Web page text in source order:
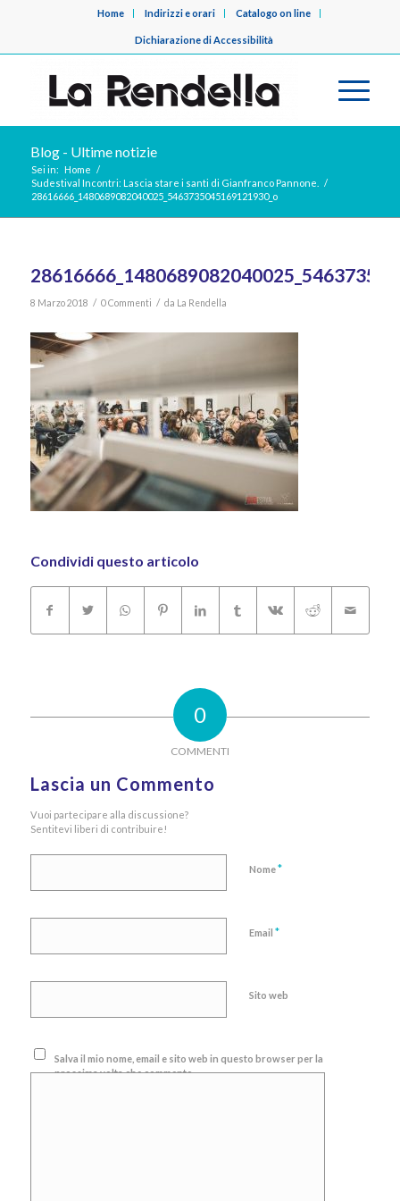
Home Indirizzi e orari Catalogo on line
Dichiarazione di Accessibilità
Blog - Ultime notizie
Sei in: Home /
Sudestival Incontri: Lascia stare i santi di Gianfranco Pannone.
/
28616666_1480689082040025_5463735045169121930_o
8 Marzo 2018 / 0 Commenti / da La Rendella
Condividi questo articolo
0
COMMENTI
Lascia un Commento
Vuoi partecipare alla discussione?
Sentitevi liberi di contribuire!
Nome*
Email *
Sito web
Salva il mio nome, email e sito web in questo browser per la
prossima volta che commento.